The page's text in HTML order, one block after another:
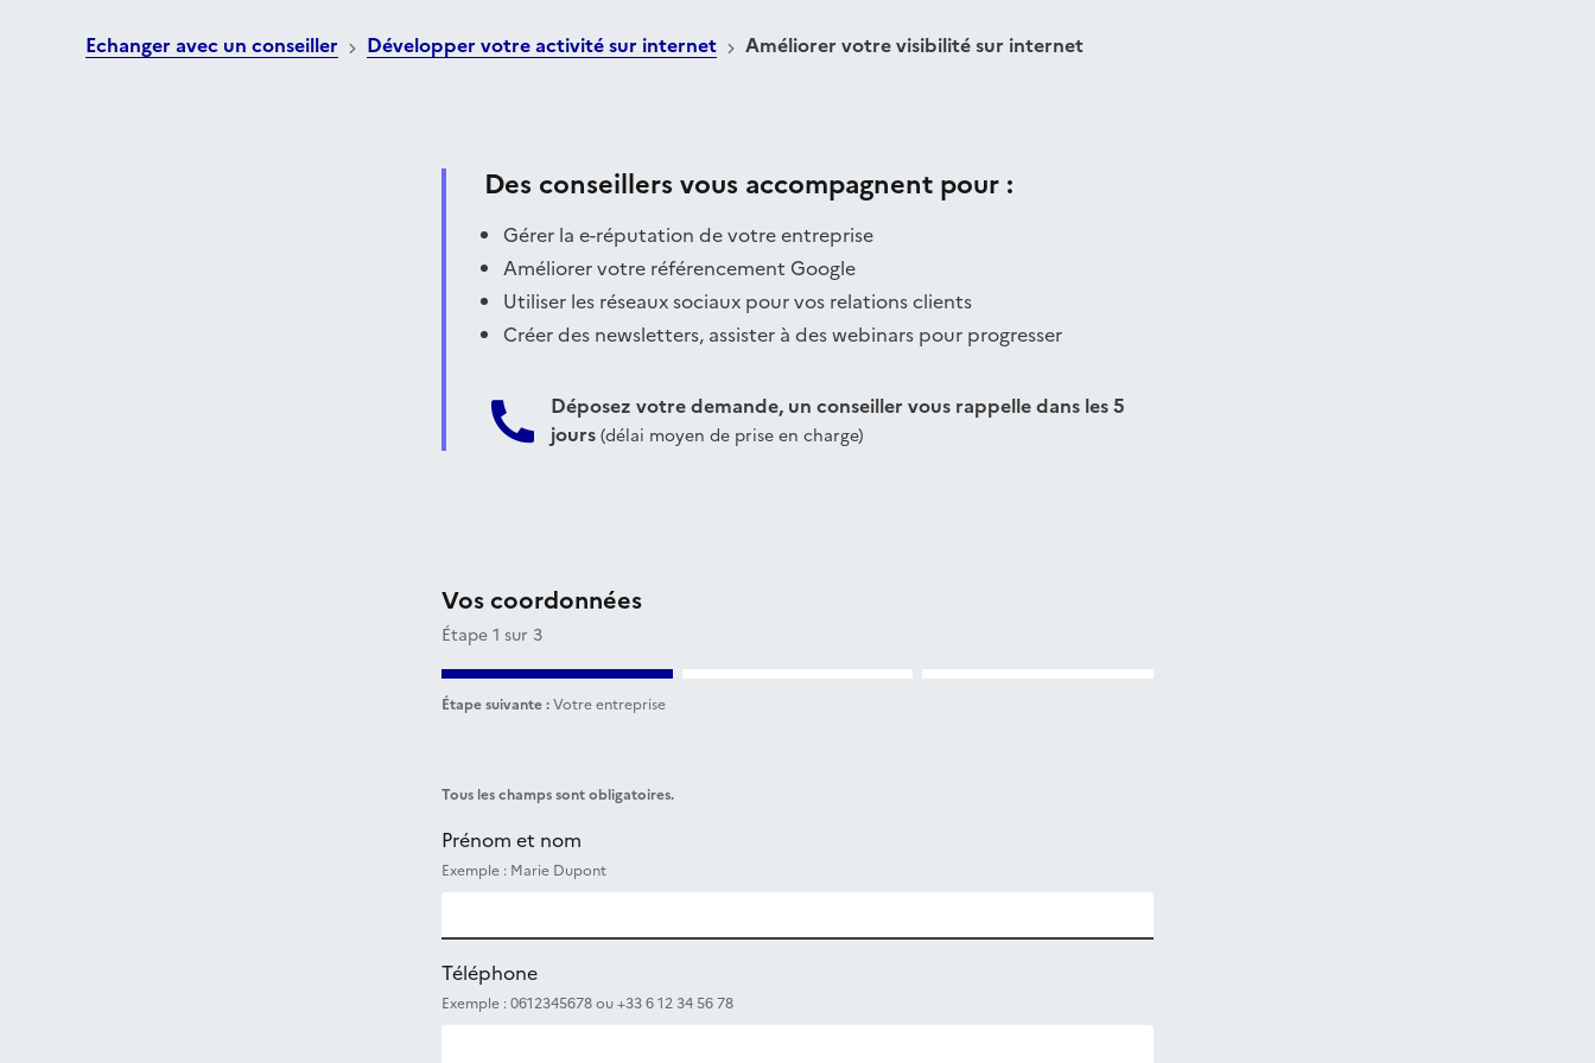
Echanger avec un conseiller Développer votre activité sur internet Améliorer votre visibilité sur internet
Des conseillers vous accompagnent pour :
Gérer la e-réputation de votre entreprise
Améliorer votre référencement Google
Utiliser les réseaux sociaux pour vos relations clients
Créer des newsletters, assister à des webinars pour progresser
Déposez votre demande, un conseiller vous rappelle dans les 5
jours(délai moyen de prise en charge)
Étape 1 sur 3
Vos coordonnées
Étape suivante :Votre entreprise
Tous les champs sont obligatoires.
Prénom et nom
Exemple : Marie Dupont
Téléphone
Exemple : 0612345678 ou +33 6 12 34 56 78